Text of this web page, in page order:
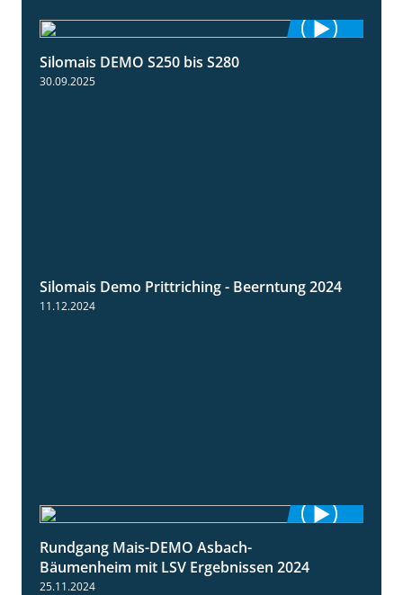
Silomais DEMO S250 bis S280
30.09.2025
Silomais Demo Prittriching - Beerntung 2024
Rundgang Mais-DEMO Asbach-
Bäumenheim mit LSV Ergebnissen 2024
25.11.2024